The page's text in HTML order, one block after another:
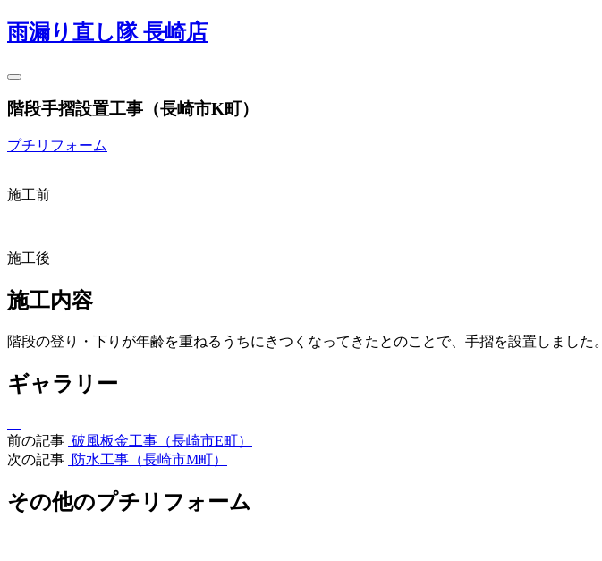
雨漏り直し隊 長崎店
階段手摺設置工事（長崎市K町）
プチリフォーム
施工前
施工後
施工内容
階段の登り・下りが年齢を重ねるうちにきつくなってきたとのことで、手摺を設置しました。
ギャラリー
前の記事 破風板金工事（長崎市E町）
次の記事 防水工事（長崎市M町）
その他のプチリフォーム